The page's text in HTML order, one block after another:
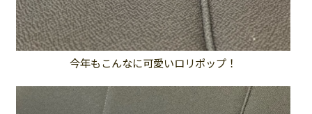
今年もこんなに可愛いロリポップ！